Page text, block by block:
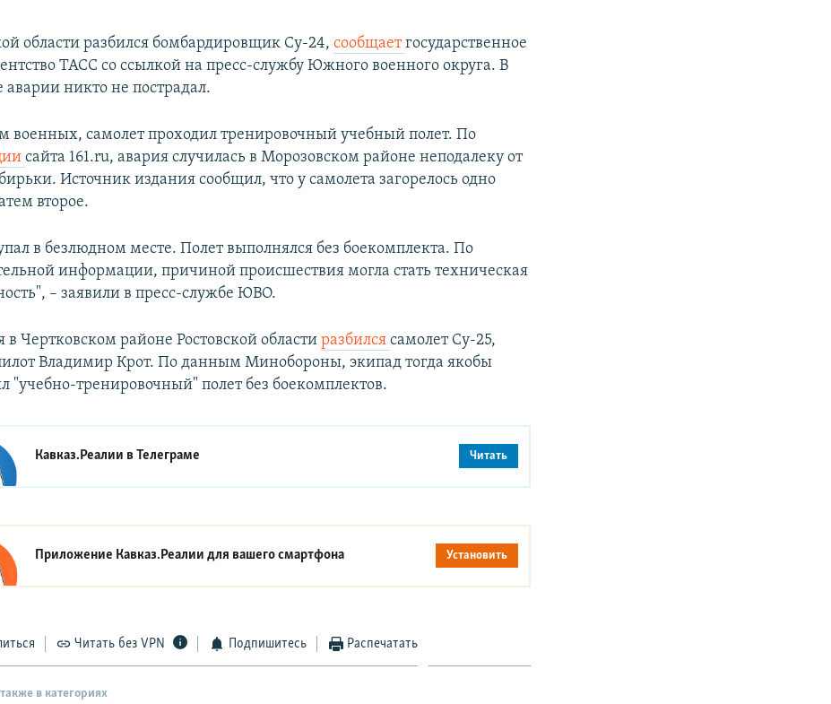
области разбился бомбардировщик Су-24,сообщаетгосударственное
ТАСС со ссылкой на пресс-службу Южного военного округа. В
аварии никто не пострадал.
военных, самолет проходил тренировочный учебный полет. По
сайта 161.ru, авария случилась в Морозовском районе неподалеку от
Источник издания сообщил, что у самолета загорелось одно
второе.
в безлюдном месте. Полет выполнялся без боекомплекта. По
информации, причиной происшествия могла стать техническая
– заявили в пресс-службе ЮВО.
в Чертковском районе Ростовской области разбился самолет Су-25,
Владимир Крот. По данным Минобороны, экипад тогда якобы
"учебно-тренировочный" полет без боекомплектов.
Кавказ.Реалии вТелеграме Читать
Приложение Кавказ.Реалии для вашего смартфона Установить
Читать без VPN Подпишитесь Распечатать
в категориях